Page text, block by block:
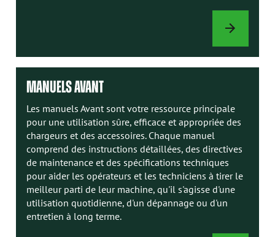
OPTIONS
CHARGEUR
MANUELS AVANT
Les manuels Avant sont votre ressource principale
pour une utilisation sûre, efficace et appropriée des
chargeurs et des accessoires. Chaque manuel
comprend des instructions détaillées, des directives
de maintenance et des spécifications techniques
pour aider les opérateurs et les techniciens à tirer le
meilleur parti de leur machine, qu'il s'agisse d'une
utilisation quotidienne, d'un dépannage ou d'un
entretien à long terme.